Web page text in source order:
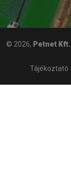
© 2026, Petnet Kft.
Tájékoztató